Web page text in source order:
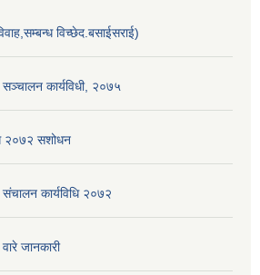
विच्छेद.बसाईसराई)
सञ्चालन कार्यविधी, २०७५
२०७२ स‌शोधन
संचालन कार्यविधि २०७२
जानकारी